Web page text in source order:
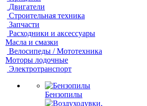
Двигатели
Строительная техника
Запчасти
Расходники и аксессуары
Масла и смазки
Велосипеды / Мототехника
Моторы лодочные
Электротранспорт
Бензопилы